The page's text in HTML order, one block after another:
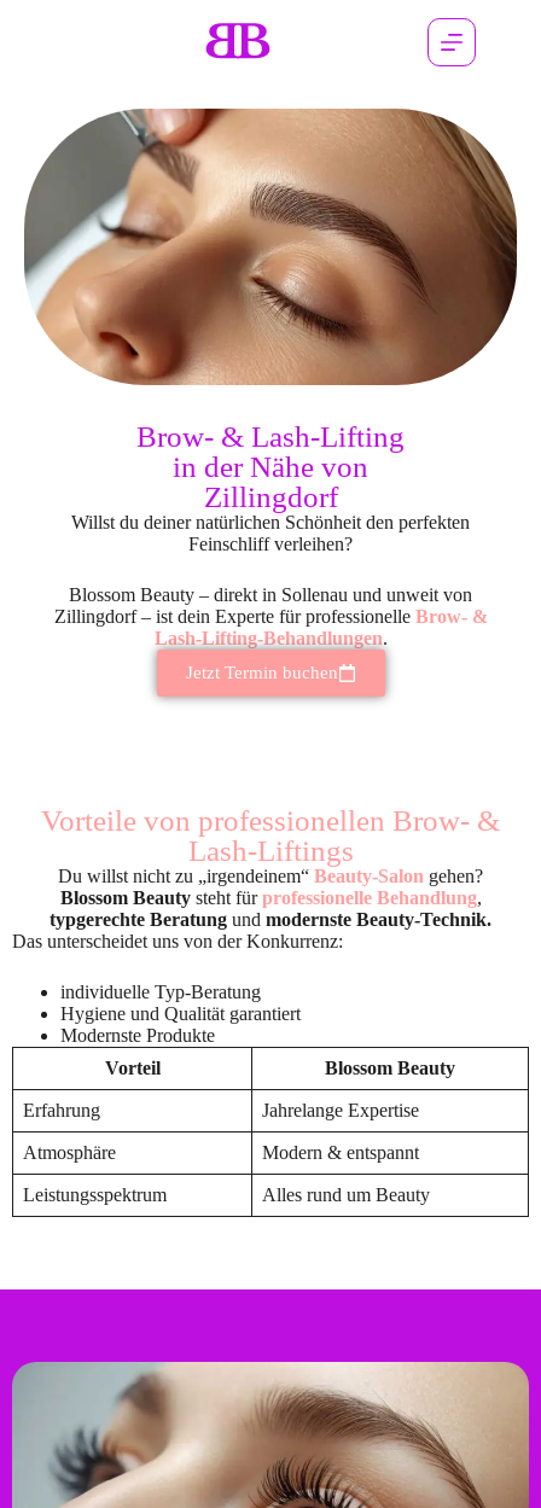
Brow- & Lash-Lifting
in der Nähe von
Zillingdorf
Willst du deiner natürlichen Schönheit den perfekten
Feinschliff verleihen?
Blossom Beauty – direkt in Sollenau und unweit von
Zillingdorf – ist dein Experte für professionelle Brow- &
Lash-Lifting-Behandlungen.
Jetzt Termin buchen
Vorteile von professionellen Brow- &
Lash-Liftings
Du willst nicht zu „irgendeinem“ Beauty-Salon gehen?
Blossom Beauty steht fürprofessionelle Behandlung,
typgerechte Beratung und modernste Beauty-Technik.
Das unterscheidet uns von der Konkurrenz:
individuelle Typ-Beratung
Hygiene und Qualität garantiert
Modernste Produkte
Vorteil
Blossom Beauty
Erfahrung Jahrelange Expertise
Atmosphäre Modern & entspannt
Leistungsspektrum Alles rund um Beauty